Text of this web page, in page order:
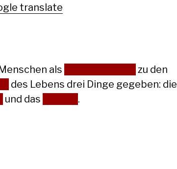
translate
als
zu den
des Lebens drei Dinge gegeben: die
und das .